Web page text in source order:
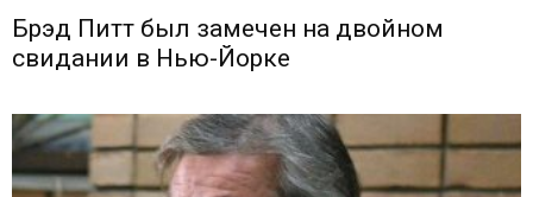
Брэд Питт был замечен на двойном
свидании в Нью-Йорке